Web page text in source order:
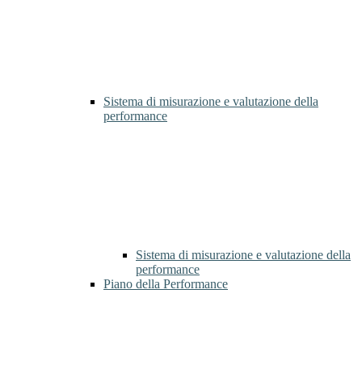
Sistema di misurazione e valutazione della
performance
Sistema di misurazione e valutazione della
performance
Piano della Performance